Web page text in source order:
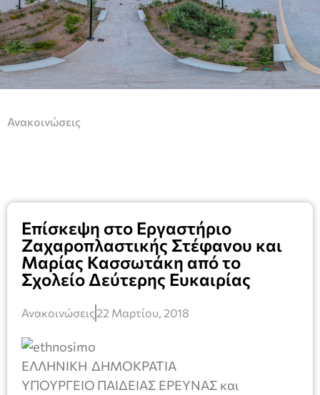
Ανακοινώσεις
Επίσκεψη στο Εργαστήριο
Ζαχαροπλαστικής Στέφανου και
Μαρίας Κασσωτάκη από το
Σχολείο Δεύτερης Ευκαιρίας
Ανακοινώσεις 22 Μαρτίου, 2018
ΕΛΛΗΝΙΚΗ ΔΗΜΟΚΡΑΤΙΑ
ΥΠΟΥΡΓΕΙΟ ΠΑΙΔΕΙΑΣ ΕΡΕΥΝΑΣ και